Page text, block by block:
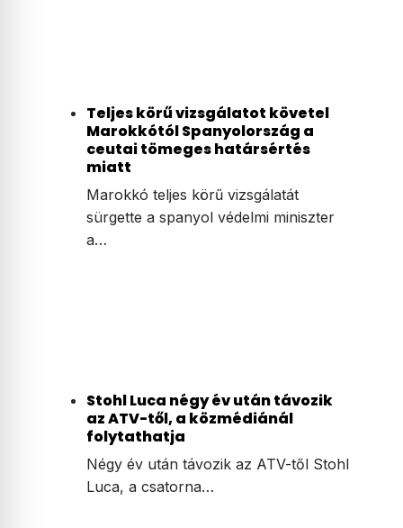
Teljes körű vizsgálatot követel
Marokkótól Spanyolország a
ceutai tömeges határsértés
miatt
Marokkó teljes körű vizsgálatát
sürgette a spanyol védelmi miniszter
a…
Stohl Luca négy év után távozik
az ATV-től, a közmédiánál
folytathatja
Négy év után távozik az ATV-től Stohl
Luca, a csatorna…